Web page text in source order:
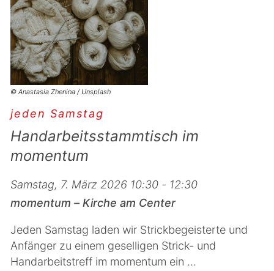
© Anastasia Zhenina / Unsplash
jeden Samstag
Handarbeitsstammtisch im
momentum
Samstag, 7. März 2026 10:30 - 12:30
momentum – Kirche am Center
Jeden Samstag laden wir Strickbegeisterte und
Anfänger zu einem geselligen Strick- und
Handarbeitstreff im momentum ein ...